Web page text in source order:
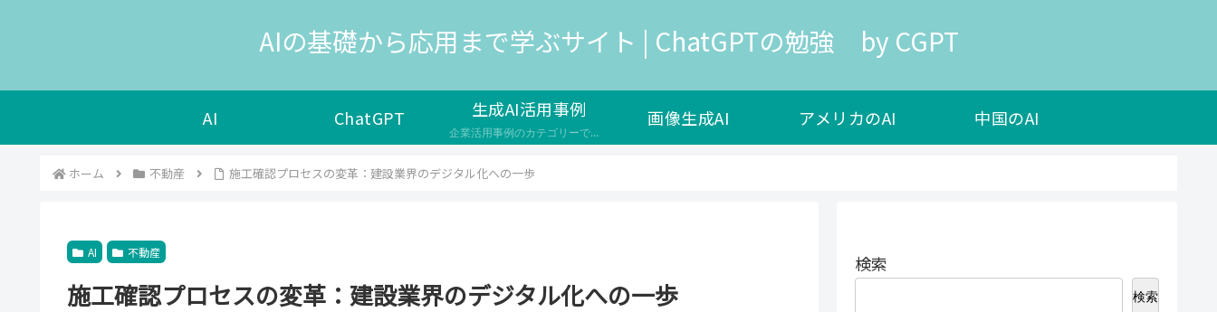
AIの基礎から応用まで学ぶサイト | ChatGPTの勉強 by CGPT
AI ChatGPT 生成AI活用事例
企業活用事例のカテゴリーです。生成AIは、人工知能の一種で、新しいデータやコンテンツを生成する能力を持つAIのことを指し、様々な企業で新サービスの開発や自社の業務効率化で導入が検討されています。 生成AIのメリットや効果 ユーザーの満足度やエンゲージメントを高める コストや時間の削減や品質の向上を実現する 新しい価値やイノベーションを生み出す 生成AIの課題や注意点 生成AIの出力の信頼性や公平性…
画像生成AI アメリカのAI 中国のAI
ホーム 不動産 施工確認プロセスの変革：建設業界のデジタル化への一歩
AI 不動産
施工確認プロセスの変革：建設業界のデジタル化への一歩
検索
検索